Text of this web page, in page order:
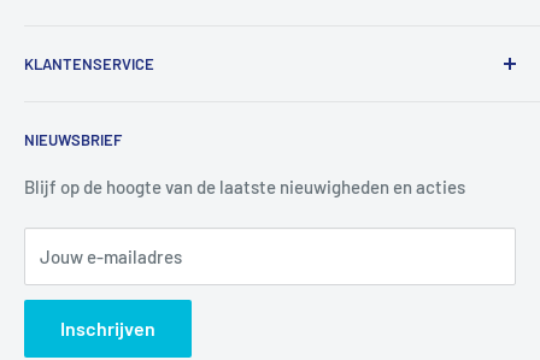
Utrechtlaan 9
Tel:+31 6 345 30 448
Mail:info@luchtbuks.com
KLANTENSERVICE
Informatie
Privacybeleid
Verzendbeleid
Search
NIEUWSBRIEF
Blijf op de hoogte van de laatste nieuwigheden en acties
Jouw e-mailadres
Inschrijven